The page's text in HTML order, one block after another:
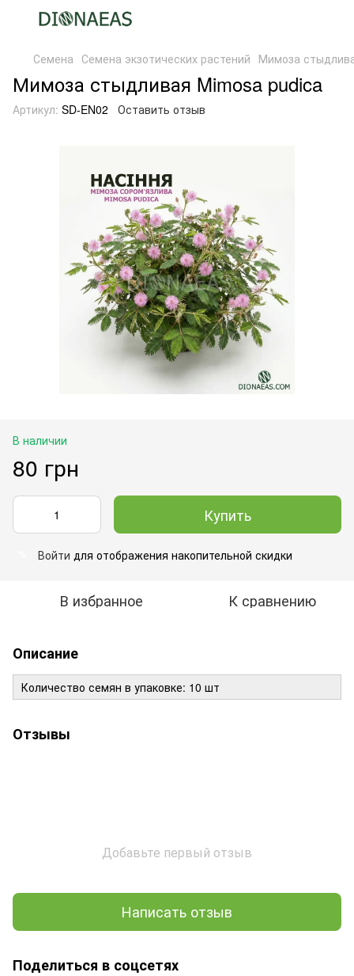
Семена Семена экзотических растений Мимоза
Мимоза стыдливая Mimosa pudica
Артикул: SD-EN02 Оставить отзыв
В наличии
80 грн
Купить
Войти для отображения накопительной скидки
В избранное К сравнению
Описание
Количество семян в упаковке: 10 шт
Отзывы
Добавьте первый отзыв
Написать отзыв
Поделиться в соцсетях